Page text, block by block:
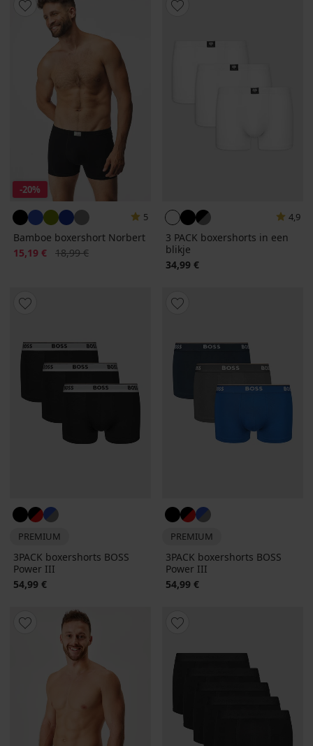
-20%
5
Bamboe boxershort Norbert
Korting
15,19 € Oorspronkelijke prijs
18,99 €
4,9
3 PACK boxershorts in een
blikje
34,99 €
PREMIUM
3PACK boxershorts BOSS
Power III
54,99 €
PREMIUM
3PACK boxershorts BOSS
Power III
54,99 €